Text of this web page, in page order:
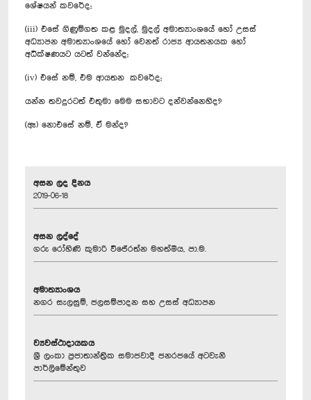
ශේෂයන් කවරේද;
(iii) එසේ ගිණුම්ගත කළ මුදල්, මුදල් අමාත්‍යාංශයේ හෝ උසස්
අධ්‍යාපන අමාත්‍යාංශයේ හෝ වෙනත් රාජ්‍ය ආයතනයක හෝ
අධීක්ෂණයට යටත් වන්නේද;
(iv) එසේ නම්, එම ආයතන කවරේද;
යන්න තවදුරටත් එතුමා මෙම සභාවට දන්වන්නෙහිද?
(ඈ) නොඑසේ නම්, ඒ මන්ද?
අසන ලද දිනය
2019-06-18
අසන ලද්දේ
ගරු රෝහිණි කුමාරි විජේරත්න මහත්මිය, පා.ම.
අමාත්‍යාංශය
නගර සැලසුම්, ජලසම්පාදන සහ උසස් අධ්‍යාපන
ව්‍යවස්ථාදායකය
ශ්‍රී ලංකා ප්‍රජාතාන්ත්‍රික සමාජවාදී ජනරජයේ අටවැනි
පාර්ලිමේන්තුව